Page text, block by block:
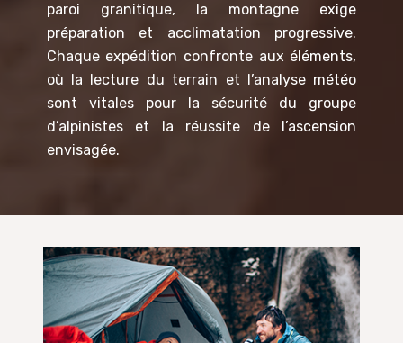
paroi granitique, la montagne exige
préparation et acclimatation progressive.
Chaque expédition confronte aux éléments,
où la lecture du terrain et l’analyse météo
sont vitales pour la sécurité du groupe
d’alpinistes et la réussite de l’ascension
envisagée.